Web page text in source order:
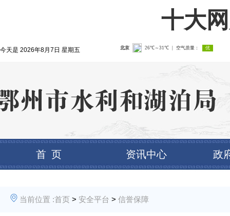
十大
今天是 2026年8月7日 星期五
首 页 资讯中心 政
当前位置 :首页 > 安全平台 > 信誉保障